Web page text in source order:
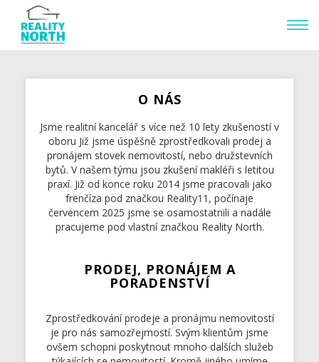
O NÁS
Jsme realitní kancelář s více než 10 lety zkušeností v
oboru Již jsme úspěšně zprostředkovali prodej a
pronájem stovek nemovitostí, nebo družstevních
bytů. V našem týmu jsou zkušení makléři s letitou
praxí. Již od konce roku 2014 jsme pracovali jako
frenčíza pod značkou Reality11, počínaje
červencem 2025 jsme se osamostatnili a nadále
pracujeme pod vlastní značkou Reality North.
PRODEJ, PRONÁJEM A
PORADENSTVÍ
Zprostředkování prodeje a pronájmu nemovitostí
je pro nás samozřejmostí. Svým klientům jsme
ovšem schopni poskytnout mnoho dalších služeb